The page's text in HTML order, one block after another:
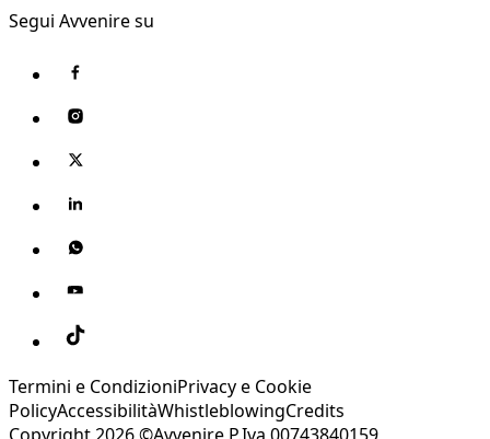
Segui Avvenire su
Termini e CondizioniPrivacy e Cookie
PolicyAccessibilitàWhistleblowingCredits